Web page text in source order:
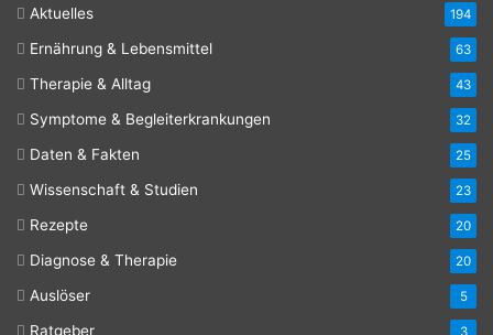
Aktuelles 194
Ernährung & Lebensmittel 63
Therapie & Alltag 43
Symptome & Begleiterkrankungen 32
Daten & Fakten 25
Wissenschaft & Studien 23
Rezepte 20
Diagnose & Therapie 20
Auslöser 5
Ratgeber